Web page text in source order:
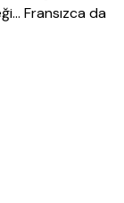
Fransızca da